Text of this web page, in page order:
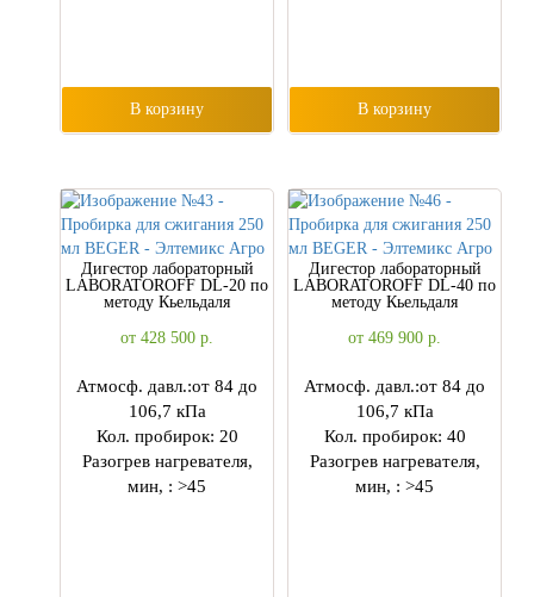
В корзину В корзину
Дигестор лабораторный
LABORATOROFF DL-20 по
методу Кьельдаля
от 428 500 р.
Атмосф. давл.:от 84 до
106,7 кПа
Кол. пробирок: 20
Разогрев нагревателя,
мин, : >45
Дигестор лабораторный
LABORATOROFF DL-40 по
методу Кьельдаля
от 469 900р.
Атмосф. давл.:от 84 до
106,7 кПа
Кол. пробирок: 40
Разогрев нагревателя,
мин, : >45